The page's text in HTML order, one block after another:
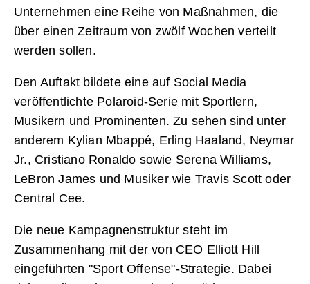
Unternehmen eine Reihe von Maßnahmen, die
über einen Zeitraum von zwölf Wochen verteilt
werden sollen.
Den Auftakt bildete eine auf Social Media
veröffentlichte Polaroid-Serie mit Sportlern,
Musikern und Prominenten. Zu sehen sind unter
anderem Kylian Mbappé, Erling Haaland, Neymar
Jr., Cristiano Ronaldo sowie Serena Williams,
LeBron James und Musiker wie Travis Scott oder
Central Cee.
Die neue Kampagnenstruktur steht im
Zusammenhang mit der von CEO Elliott Hill
eingeführten "Sport Offense"-Strategie. Dabei